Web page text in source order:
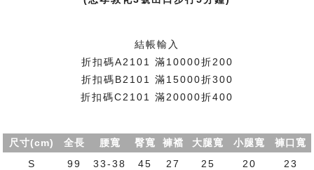
結帳輸入
折扣碼A2101 滿10000折200
折扣碼B2101 滿15000折300
折扣碼C2101 滿20000折400
尺寸(cm) 全長 腰寬 臀寬 褲襠 大腿寬 小腿寬
褲口寬
S
99 33-38 45 27 25 20
23